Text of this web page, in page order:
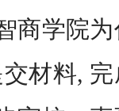
商学院
材料,